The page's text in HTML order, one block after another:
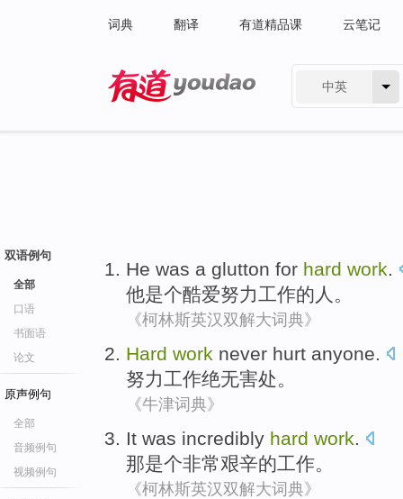
词典 翻译 有道精品课 云笔记
中英
双语例句
全部
口语
书面语
论文
原声例句
全部
音频例句
视频例句
He was a glutton for hard work.
他是个酷爱努力工作的人。
《柯林斯英汉双解大词典》
Hard work never hurt anyone.
努力工作绝无害处。
《牛津词典》
It was incredibly hard work
那是个非常艰辛的工作。
《柯林斯英汉双解大词典》